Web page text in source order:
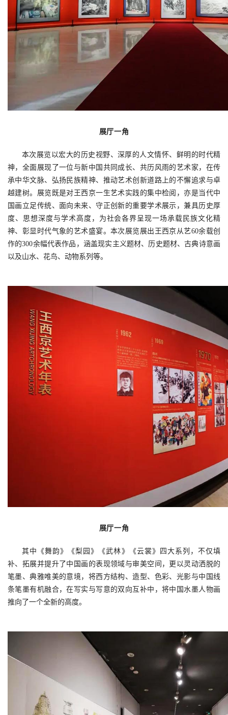
展厅一角
本次展览以宏大的历史视野、深厚的人文情怀、鲜明的时代精
神，全面展现了一位与新中国共同成长、共历风雨的艺术家，在传
承中华文脉、弘扬民族精神、推动艺术创新道路上的不懈追求与卓
越建树。展览既是对王西京一生艺术实践的集中检阅，亦是当代中
国画立足传统、面向未来、守正创新的重要学术展示，兼具历史厚
度、思想深度与学术高度，为社会各界呈现一场承载民族文化精
神、彰显时代气象的艺术盛宴。 本次展览展出王西京从艺60余载创
作的300余幅代表作品，涵盖现实主义题材、历史题材、古典诗意画
以及山水、花鸟、动物系列等。
展厅一角
其中《舞韵》《梨园》《武林》《云裳》四大系列，不仅填
补、拓展并提升了中国画的表现领域与审美空间，更以灵动洒脱的
笔墨、典雅唯美的意境，将西方结构、造型、色彩、光影与中国线
条笔墨有机融合，在写实与写意的双向互补中，将中国水墨人物画
推向了一个全新的高度。